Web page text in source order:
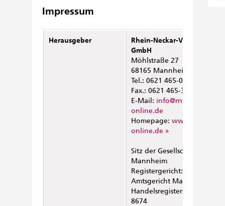
Impressum
Herausgeber
Rhein-Neckar-Verkehr
GmbH
Möhlstraße 27
68165 Mannheim
Tel.: 0621 465-0
Fax.: 0621 465-3262
E-Mail: info@rnv-
online.de
Homepage: www.rnv-
online.de
Sitz der Gesellschaft:
Mannheim
Registergericht:
Amtsgericht Mannheim
Handelsregister-Nr.: HRB
8674